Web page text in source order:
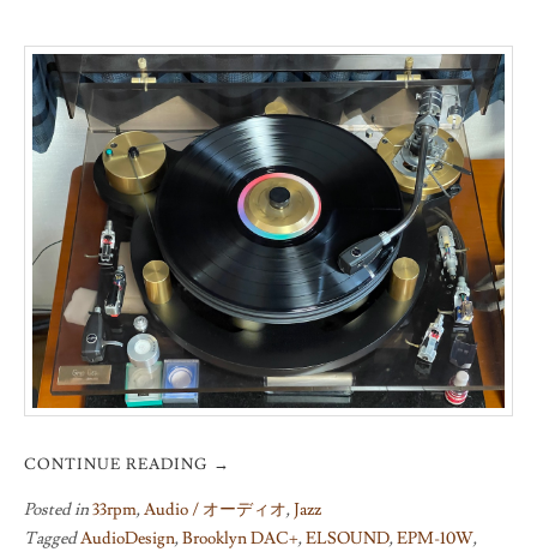
試
聴
CONTINUE READING →
Posted in33rpm,Audio / オーディオ,Jazz
TaggedAudioDesign,Brooklyn DAC+,ELSOUND,EPM-10W,